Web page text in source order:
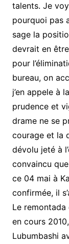
talents. Je
pourquoi pas
sage la
devrait en
pour
bureau, on
j’en appele à
prudence et
drame ne se
courage et la
dévolu jeté à
convaincu
ce 04 mai à
confirmée, il
Le
en cours
Lubumbashi